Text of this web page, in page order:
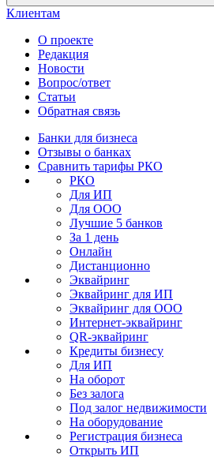
Клиентам
О проекте
Редакция
Новости
Вопрос/ответ
Статьи
Обратная связь
Банки для бизнеса
Отзывы о банках
Сравнить тарифы РКО
РКО
Для ИП
Для ООО
Лучшие 5 банков
За 1 день
Онлайн
Дистанционно
Эквайринг
Эквайринг для ИП
Эквайринг для ООО
Интернет-эквайринг
QR-эквайринг
Кредиты бизнесу
Для ИП
На оборот
Без залога
Под залог недвижимости
На оборудование
Регистрация бизнеса
Открыть ИП